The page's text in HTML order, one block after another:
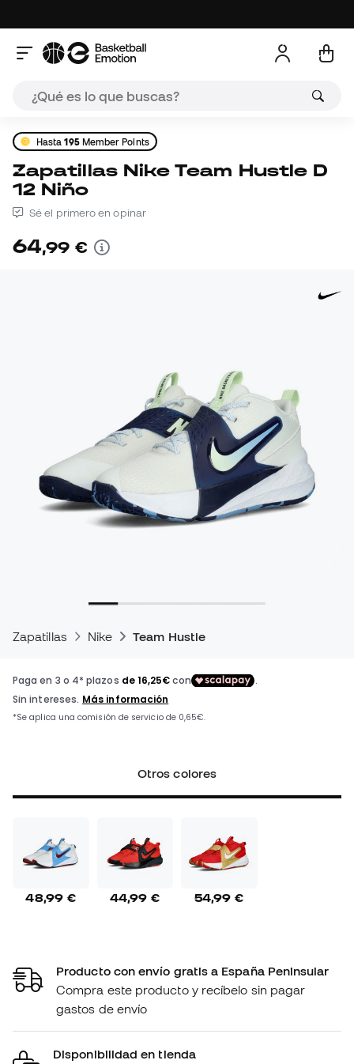
Hasta195Member Points
Zapatillas Nike Team Hustle D
12 Niño
Sé el primero en opinar
64,99 €
Zapatillas Nike Team Hustle
Otros colores
48,99 € 44,99 € 54,99 €
Producto con envío gratis a España Peninsular
Compra este producto y recíbelo sin pagar
gastos de envío
Disponibilidad en tienda